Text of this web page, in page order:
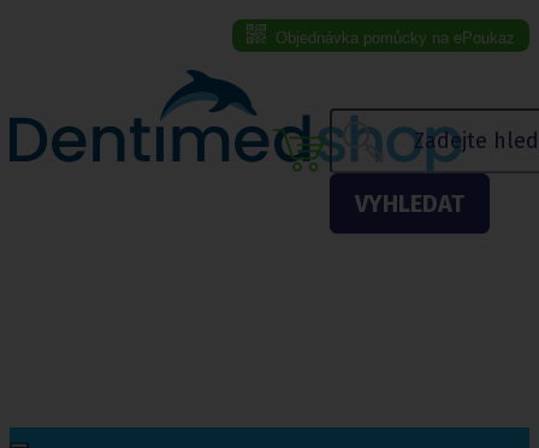
Objednávka pomůcky na ePoukaz
VYHLEDAT